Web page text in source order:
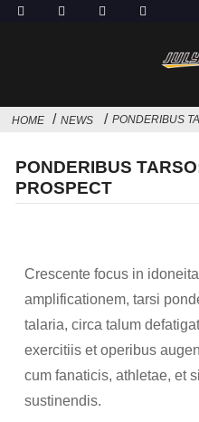
HOME NEWS PONDERIBUS
PONDERIBUS
PROSPECT
Crescente focus in
amplificationem, tarsi
talaria, circa talum
exercitiis et operibus
cum fanaticis, athletae, et
sustinendis.